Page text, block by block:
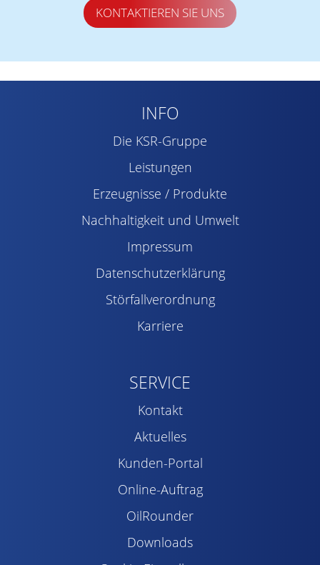
KONTAKTIEREN SIE UNS
INFO
Die KSR-Gruppe
Leistungen
Erzeugnisse / Produkte
Nachhaltigkeit und Umwelt
Impressum
Datenschutzerklärung
Störfallverordnung
Karriere
SERVICE
Kontakt
Aktuelles
Kunden-Portal
Online-Auftrag
OilRounder
Downloads